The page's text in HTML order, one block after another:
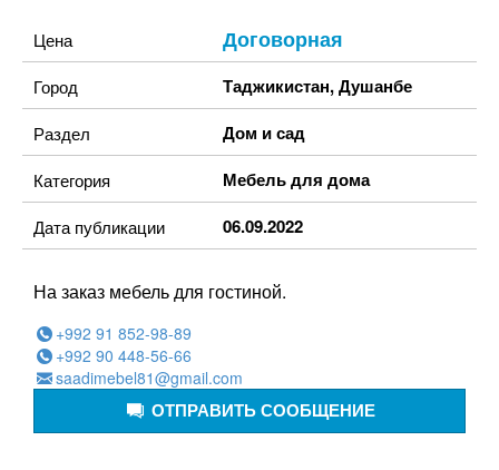
Цена Договорная
Город Таджикистан,Душанбе
Раздел Дом и сад
Категория Мебель для дома
Дата публикации 06.09.2022
На заказ мебель для гостиной.
+992 91 852-98-89
+992 90 448-56-66
saadimebel81@gmail.com
ОТПРАВИТЬ СООБЩЕНИЕ